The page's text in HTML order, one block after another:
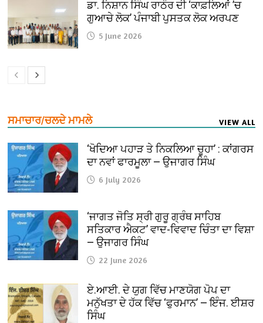
ਡਾ. ਨਿਸ਼ਾਨ ਸਿੰਘ ਰਾਠੌਰ ਦੀ ‘ਕਾਫ਼ਲਿਆਂ ’ਚ
ਗੁਆਚੇ ਲੋਕ’ ਪੰਜਾਬੀ ਪੁਸਤਕ ਲੋਕ ਅਰਪਣ
5 June 2026
ਸਮਾਚਾਰ/ਚਲਦੇ ਮਾਮਲੇ VIEW ALL
‘ਖੋਦਿਆ ਪਹਾੜ ਤੇ ਨਿਕਲਿਆ ਚੂਹਾ’ : ਕਾਂਗਰਸ
ਦਾ ਨਵਾਂ ਫਾਰਮੂਲਾ — ਉਜਾਗਰ ਸਿੰਘ
6 July 2026
‘ਜਾਗਤ ਜੋਤਿ ਸ੍ਰੀ ਗੁਰੂ ਗ੍ਰੰਥ ਸਾਹਿਬ
ਸਤਿਕਾਰ ਐਕਟ’ ਵਾਦ-ਵਿਵਾਦ ਚਿੰਤਾ ਦਾ ਵਿਸ਼ਾ
— ਉਜਾਗਰ ਸਿੰਘ
22 June 2026
ਏ.ਆਈ. ਦੇ ਯੁਗ ਵਿੱਚ ਮਾਣਯੋਗ ਪੋਪ ਦਾ
ਮਨੁੱਖਤਾ ਦੇ ਹੱਕ ਵਿੱਚ ‘ਫੁਰਮਾਨ’ — ਇੰਜ. ਈਸ਼ਰ
ਸਿੰਘ